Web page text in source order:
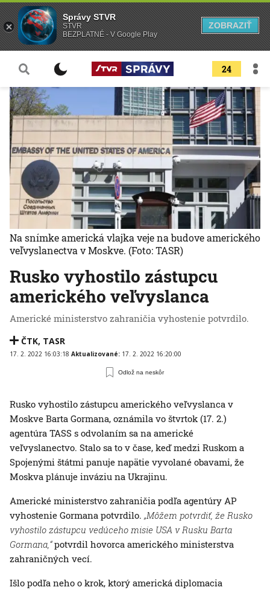
24
Rusko vyhostilo zástupcu
amerického veľvyslanca
Americké ministerstvo zahraničia vyhostenie potvrdilo.
ČTK, TASR
17. 2. 2022 16:03:18 Aktualizované: 17. 2. 2022 16:20:00
Odlož na neskôr
Na snímke americká vlajka veje na budove amerického
veľvyslanectva v Moskve. (Foto: TASR)
Rusko vyhostilo zástupcu amerického veľvyslanca v
Moskve Barta Gormana, oznámila vo štvrtok (17. 2.)
agentúra TASS s odvolaním sa na americké
veľvyslanectvo. Stalo sa to v čase, keď medzi Ruskom a
Spojenými štátmi panuje napätie vyvolané obavami, že
Moskva plánuje inváziu na Ukrajinu.
Americké ministerstvo zahraničia podľa agentúry AP
vyhostenie Gormana potvrdilo. „Môžem potvrdiť, že Rusko
vyhostilo zástupcu vedúceho misie USA v Rusku Barta
Gormana,“potvrdil hovorca amerického ministerstva
zahraničných vecí.
Išlo podľa neho o krok, ktorý americká diplomacia
Správy STVR
STVR
BEZPLATNÉ - V Google Play
ZOBRAZIŤ